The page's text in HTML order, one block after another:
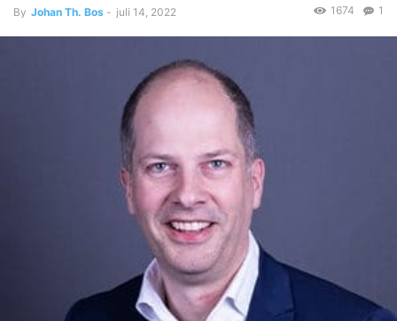
By Johan Th. Bos - juli 14, 2022 1
1674